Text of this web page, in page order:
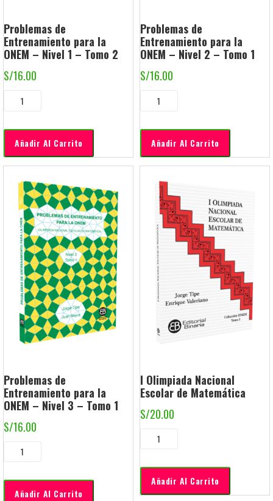
Problemas de
Entrenamiento para la
ONEM – Nivel 1 – Tomo 2
S/16.00
Añadir Al Carrito
Problemas de
Entrenamiento para la
ONEM – Nivel 2 – Tomo 1
S/16.00
Añadir Al Carrito
Problemas de
Entrenamiento para la
ONEM – Nivel 3 – Tomo 1
S/16.00
Añadir Al Carrito
I Olimpiada Nacional
Escolar de Matemática
S/20.00
Añadir Al Carrito